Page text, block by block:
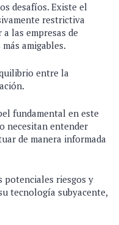
desafíos. Existe el
restrictiva
las empresas de
amigables.
entre la
fundamental en este
necesitan entender
de manera informada
potenciales riesgos y
tecnología subyacente,